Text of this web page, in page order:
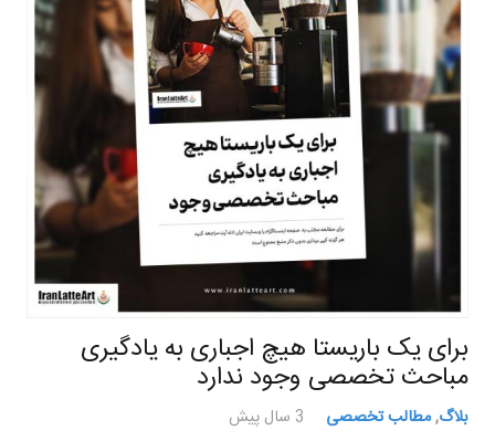
برای یک باریستا هیچ اجباری به یادگیری
مباحث تخصصی وجود ندارد
بلاگ,مطالب تخصصی 3 سال پیش